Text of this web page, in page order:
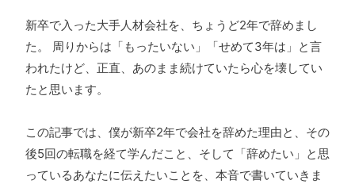
新卒で入った大手人材会社を、ちょうど2年で辞めまし
た。 周りからは「もったいない」「せめて3年は」と言
われたけど、正直、あのまま続けていたら心を壊してい
たと思います。
この記事では、僕が新卒2年で会社を辞めた理由と、その
後5回の転職を経て学んだこと、そして「辞めたい」と思
っているあなたに伝えたいことを、本音で書いていきま